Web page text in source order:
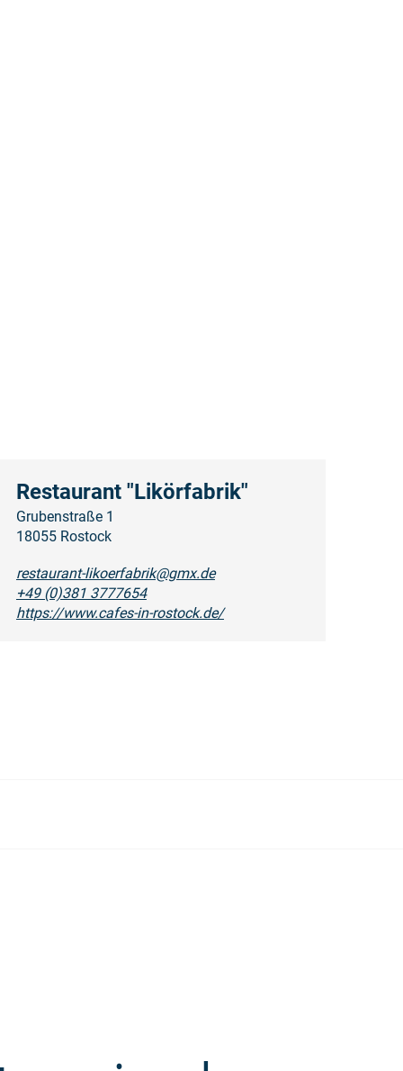
Restaurant "Likörfabrik"
Grubenstraße 1
18055 Rostock
restaurant-likoerfabrik@gmx.de
+49 (0)381 3777654
https://www.cafes-in-rostock.de/